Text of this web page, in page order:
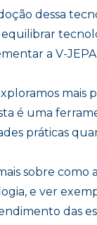
dessa
a V-
mais
é uma
práticas
sobre como
e ver
das